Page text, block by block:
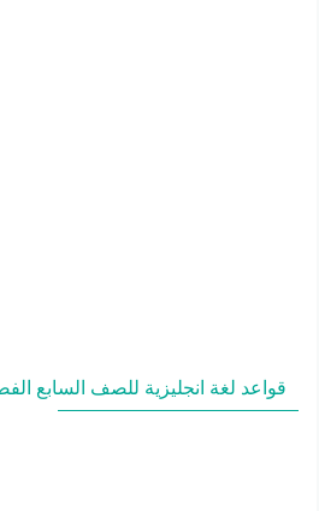
قواعد لغة انجليزية للصف السابع